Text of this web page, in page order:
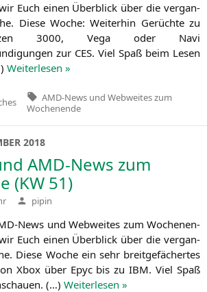
Euch einen Über­blick über die ver­gan­
Die­se Woche: Wei­ter­hin Gerüch­te zu
3000, Vega oder Navi
zur CES. Viel Spaß beim Lesen
Wei­ter­le­sen »
Tags:
AMD-News und Webweites zum
Wochenende
2018
AMD-News zum
(KW 51)
Verfasst
von
pipin
News und Web­wei­tes zum Wochen­en­
Euch einen Über­blick über die ver­gan­
Die­se Woche ein sehr breit­ge­fä­cher­tes
Xbox über Epyc bis zuIBM. Viel Spaß
(…) Wei­ter­le­sen »